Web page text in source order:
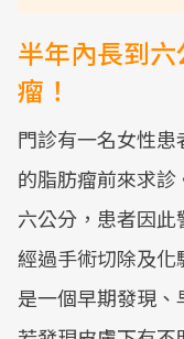
半年內長到
瘤！
門診有一名女性
的脂肪瘤前來求
六公分，患者因此
經過手術切除及
是一個早期發現、